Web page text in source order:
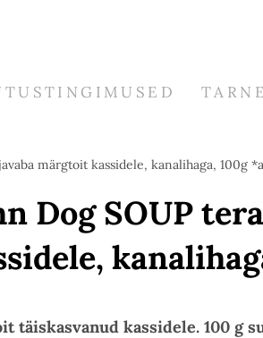
märgtoit kassidele, kanalihaga, 100g
Dog SOUP
täiskasvanud kassidele. 100 g